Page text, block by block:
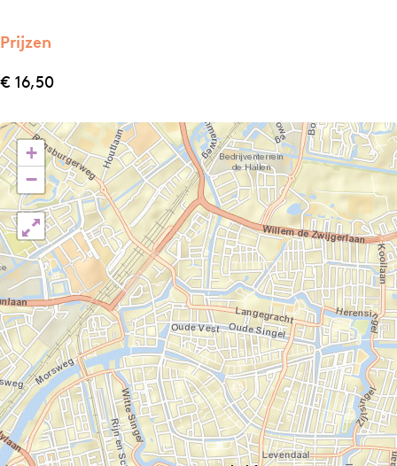
P
Z
H
!
P
Z
H
!
P
Z
Prijzen
€ 16,50
+
−